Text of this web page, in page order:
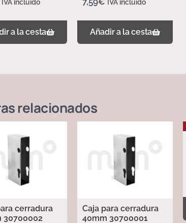
IVA incluido
a la cesta
IVA incluido
Añadir a la cesta
relacionados
cerradura
30700002
Caja para cerradura
40mm 30700001